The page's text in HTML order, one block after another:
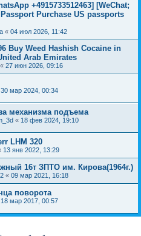
+4915733512463] [WeChat;
Purchase US passports
« 04 июл 2026, 11:42
Buy Weed Hashish Cocaine in
Arab Emirates
« 27 июн 2026, 09:16
30 мар 2024, 00:34
механизма подъема
« 18 фев 2024, 19:10
LHM 320
13 янв 2022, 13:29
16т ЗПТО им. Кирова(1964г.)
« 09 мар 2021, 16:18
поворота
18 мар 2017, 00:57